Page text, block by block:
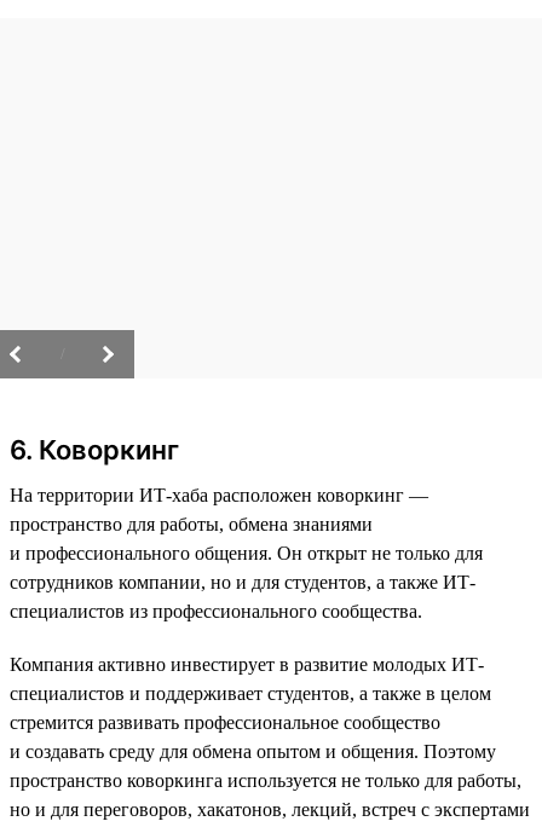
6. Коворкинг
На территории ИТ-хаба расположен коворкинг —
пространство для работы, обмена знаниями
и профессионального общения. Он открыт не только для
сотрудников компании, но и для студентов, а также ИТ-
специалистов из профессионального сообщества.
Компания активно инвестирует в развитие молодых ИТ-
специалистов и поддерживает студентов, а также в целом
стремится развивать профессиональное сообщество
и создавать среду для обмена опытом и общения. Поэтому
пространство коворкинга используется не только для работы,
но и для переговоров, хакатонов, лекций, встреч с экспертами